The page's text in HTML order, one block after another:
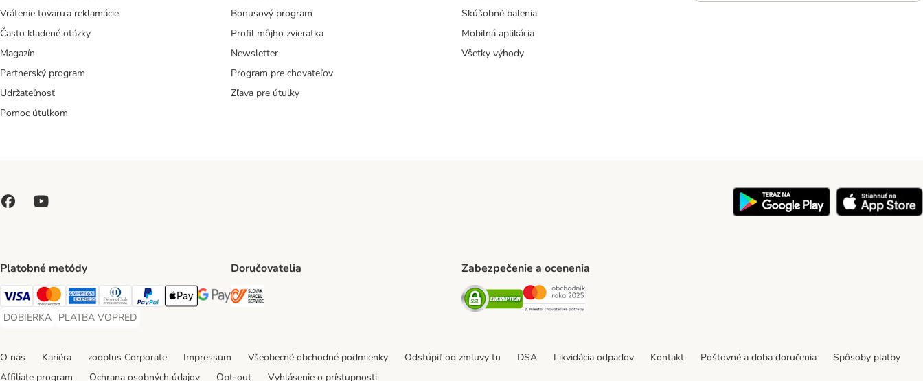
Vrátenie tovaru a reklamácie
Často kladené otázky
Magazín
Partnerský program
Udržateľnosť
Pomoc útulkom
Bonusový program
Profil môjho zvieratka
Newsletter
Program pre chovateľov
Zľava pre útulky
Skúšobné balenia
Mobilná aplikácia
Všetky výhody
Platobné metódy
Visa Payment Method
Mastercard Payment Method
American Express Payment Method
Diners Club Payment Method
PayPal Payment Method
Apple Pay Payment Method
Google Pay Payment Method
DOBIERKA
DOBIERKA Payment Method
PLATBA VOPRED
PLATBA VOPRED Payment Method
Doručovatelia Zabezpečenie a ocenenia
Security Security
O nás Kariéra zooplus Corporate Impressum Všeobecné obchodné podmienky Odstúpiť od zmluvy tu DSA Likvidácia odpadov Kontakt Poštovné a doba doručenia
Spôsoby platby
Affiliate program
Ochrana osobných údajov Opt-out Vyhlásenie o prístupnosti